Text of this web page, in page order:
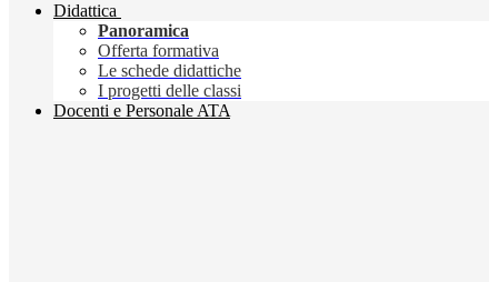
Didattica
Panoramica
Offerta formativa
Le schede didattiche
I progetti delle classi
Docenti e Personale ATA